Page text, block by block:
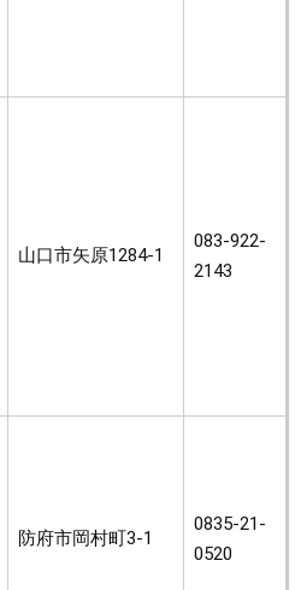
山口市矢原1284-1
083-922-
2143
防府市岡村町3-1
0835-21-
0520